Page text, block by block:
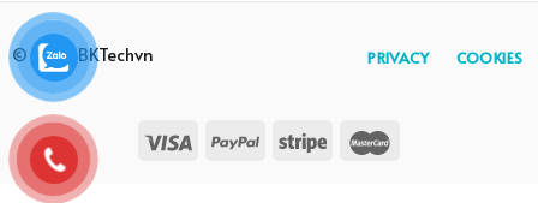
© 2026 BKTechvn PRIVACY COOKIES